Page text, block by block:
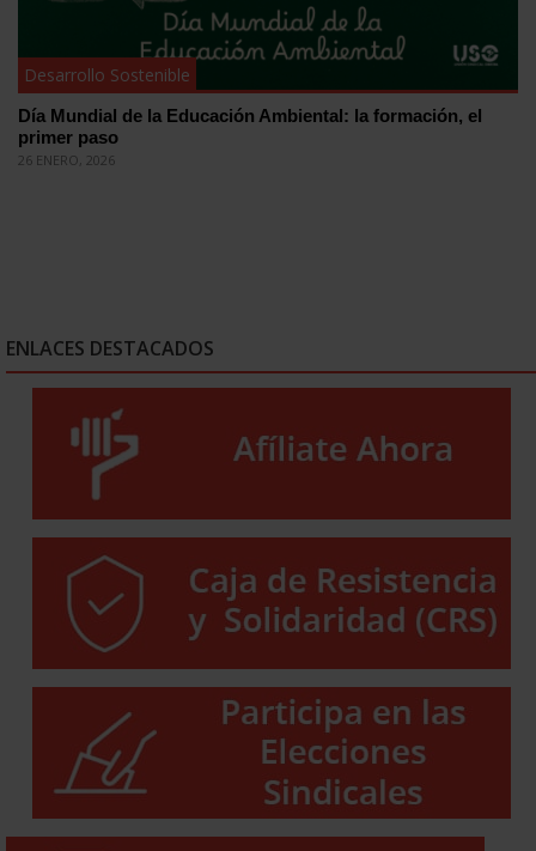
Desarrollo Sostenible
Día Mundial de la Educación Ambiental: la formación, el
primer paso
26 ENERO, 2026
ENLACES DESTACADOS